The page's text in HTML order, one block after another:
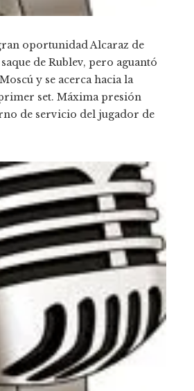
oportunidad Alcaraz de
de Rublev, pero aguantó
y se acerca hacia la
set. Máxima presión
de servicio del jugador de